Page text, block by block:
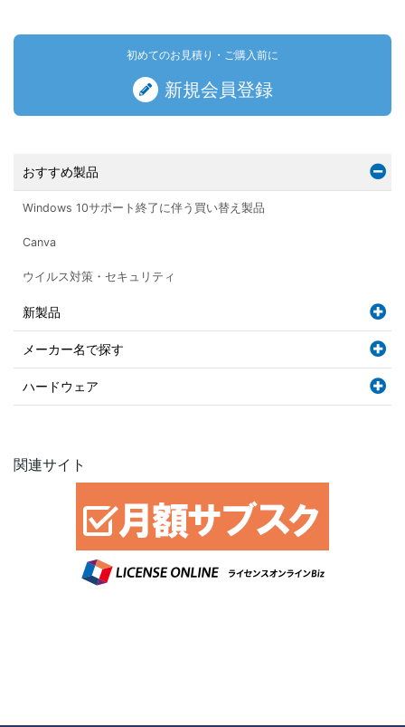
初めてのお見積り・ご購入前に
新規会員登録
おすすめ製品
Windows 10サポート終了に伴う買い替え製品
Canva
ウイルス対策・セキュリティ
新製品
メーカー名で探す
ハードウェア
関連サイト